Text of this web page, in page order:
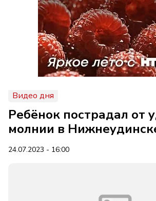
Видео дня
Ребёнок пострадал от
молнии в
24.07.2023 - 16:00